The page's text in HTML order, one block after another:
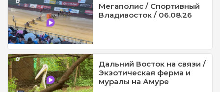
Мегаполис / Спортивный
Владивосток / 06.08.26
Дальний Восток на связи /
Экзотическая ферма и
муралы на Амуре